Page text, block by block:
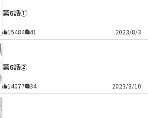
第6話①
15484 41 2023/8/3
第6話②
14077 34 2023/8/10